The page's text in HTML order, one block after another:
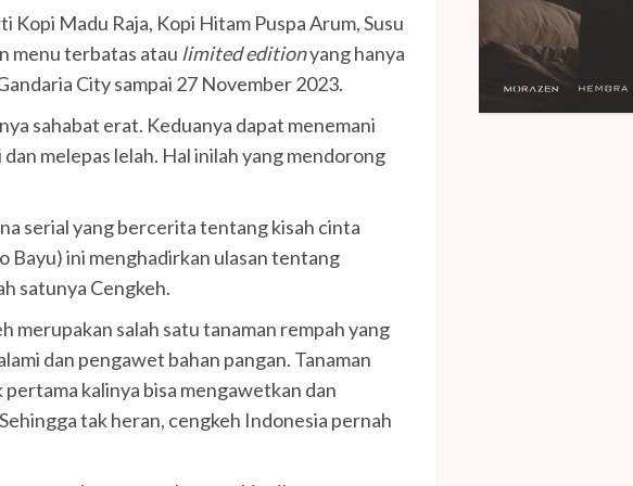
Kopi Madu Raja, Kopi Hitam Puspa Arum, Susu
menu terbatas atau limited editionyang hanya
City sampai 27 November 2023.
sahabat erat. Keduanya dapat menemani
melepas lelah. Hal inilah yang mendorong
serial yang bercerita tentang kisah cinta
Bayu) ini menghadirkan ulasan tentang
satunya Cengkeh.
merupakan salah satu tanaman rempah yang
dan pengawet bahan pangan. Tanaman
kalinya bisa mengawetkan dan
tak heran, cengkeh Indonesia pernah